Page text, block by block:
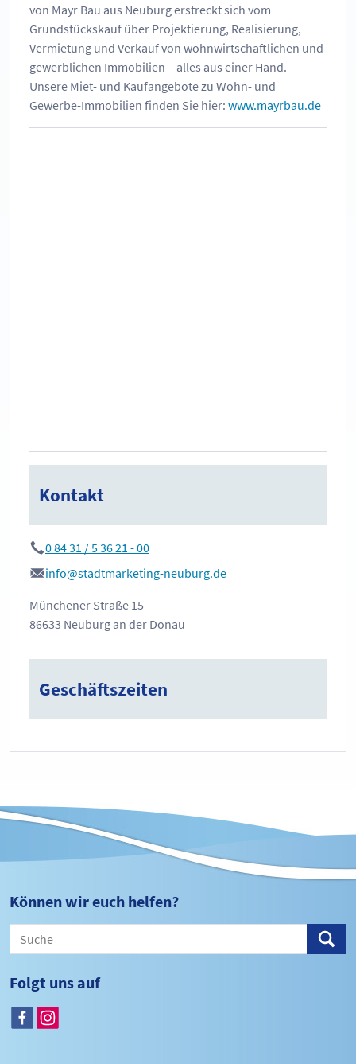
von Mayr Bau aus Neuburg erstreckt sich vom
Grundstückskauf über Projektierung, Realisierung,
Vermietung und Verkauf von wohnwirtschaftlichen und
gewerblichen Immobilien – alles aus einer Hand.
Unsere Miet- und Kaufangebote zu Wohn- und
Gewerbe-Immobilien finden Sie hier: www.mayrbau.de
Kontakt
0 84 31 / 5 36 21 - 00
info@stadtmarketing-neuburg.de
Münchener Straße 15
86633 Neuburg an der Donau
Geschäftszeiten
Können wir euch helfen?
Folgt uns auf